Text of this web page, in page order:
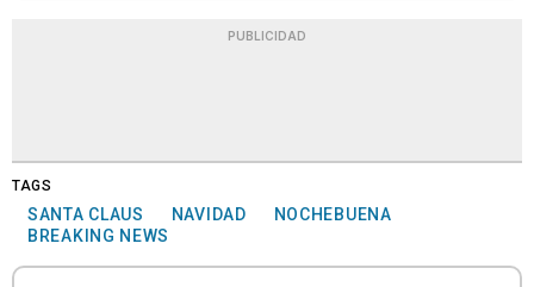
PUBLICIDAD
TAGS
SANTA CLAUS NAVIDAD
NOCHEBUENA
BREAKING NEWS